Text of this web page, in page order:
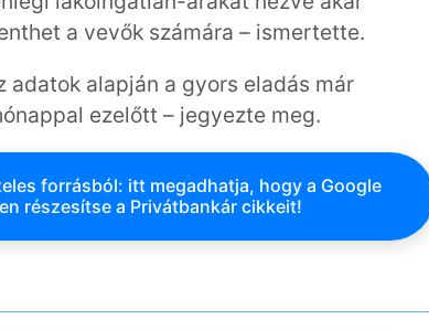
a vevők számára – ismertette.
adatok alapján a gyors eladás már
ezelőtt – jegyezte meg.
forrásból: itt megadhatja, hogy a Google
részesítse a Privátbankár cikkeit!